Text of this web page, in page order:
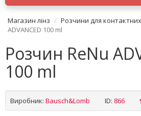
Магазин лінз Розчини для контактних
ADVANCED 100 ml
Розчин ReNu
100 ml
Виробник: Bausch&Lomb ID: 866